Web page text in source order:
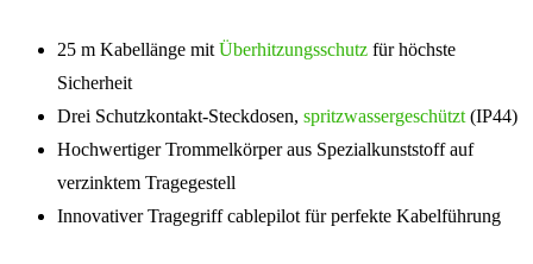
25 m Kabellänge mit Überhitzungsschutz für höchste
Sicherheit
Drei Schutzkontakt-Steckdosen, spritzwassergeschützt (IP44)
Hochwertiger Trommelkörper aus Spezialkunststoff auf
verzinktem Tragegestell
Innovativer Tragegriff cablepilot für perfekte Kabelführung